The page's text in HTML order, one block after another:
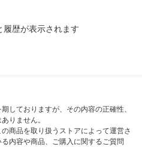
履歴が表示されます
しておりますが、その内容の正確性、
りません。
商品を取り扱うストアによって運営さ
内容や商品、ご購入に関するご質問